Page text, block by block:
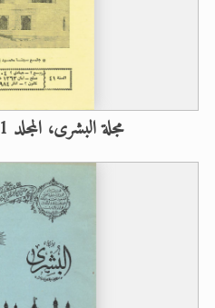
مجلة البشرى، المجلد 41، سنة 1984م